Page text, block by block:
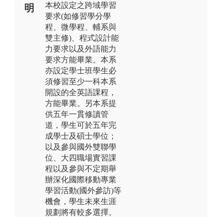
明
本校設定之跨域學習
要求(如修習學分學
程、微學程、輔系與
雙主修)、程式設計能
力要求以及外語能力
要求方能畢業。本系
亦設定學士班學生必
須修習至少一科本系
開設的全英語課程，
方能畢業。另本系提
供五年一貫修讀管
道，學生可於五年完
成學士及碩士學位；
以及參與國外雙聯學
位、大四職場實習課
程以及參與不定期舉
辦深化國際移動專業
學習活動(國外參訪)等
機會，學生未來生涯
規劃將有較多選擇。